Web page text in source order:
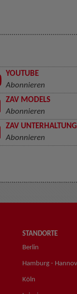
YOUTUBE
Abonnieren
ZAV MODELS
Abonnieren
ZAV UNTERHALTUNG
Abonnieren
STANDORTE
Berlin
Hamburg -
Köln